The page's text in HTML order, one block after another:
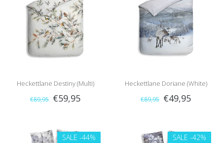
Heckettlane Destiny (Multi)
€89,95 €59,95
Heckettlane Doriane (White)
€89,95 €49,95
SALE -44% SALE -42%